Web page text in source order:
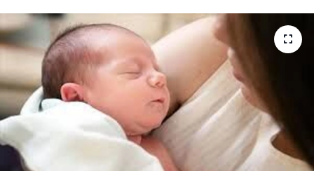
SPOR
TEKNOLOJİ
YAŞAM
YEREL YÖNETİMLER